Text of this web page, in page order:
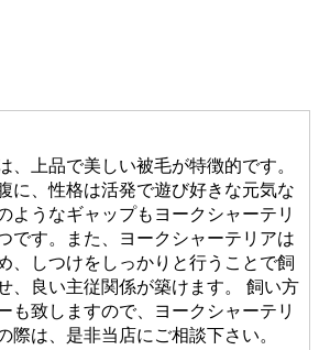
、上品で美しい被毛が特徴的です。
に、性格は活発で遊び好きな元気な
ようなギャップもヨークシャーテリ
です。また、ヨークシャーテリアは
、しつけをしっかりと行うことで飼
、良い主従関係が築けます。 飼い方
も致しますので、ヨークシャーテリ
際は、是非当店にご相談下さい。